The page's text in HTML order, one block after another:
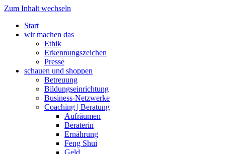
Zum Inhalt wechseln
Start
wir machen das
Ethik
Erkennungszeichen
Presse
schauen und shoppen
Betreuung
Bildungseinrichtung
Business-Netzwerke
Coaching | Beratung
Aufräumen
Beraterin
Ernährung
Feng Shui
Geld